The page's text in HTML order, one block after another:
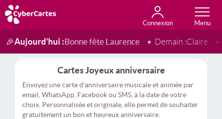
Connexion
Anniversaire
Fête du jour
Amour
Amitié
Merci
Toutes les cartes
🎉Aujourd'hui :Bonne fête Laurence Demain :Claire
Cartes Joyeux anniversaire
Envoyez une carte d'anniversaire musicale et animée par
email, WhatsApp, Facebook ou SMS, à la date de votre
choix. Personnalisée et originale, elle permet de souhaiter
gratuitement un bon et heureux anniversaire.